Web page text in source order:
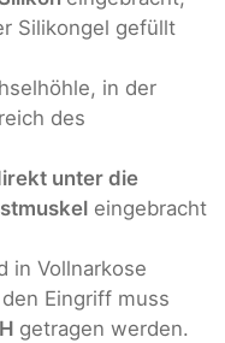
Silikongel gefüllt
in der
des
unter die
eingebracht
in Vollnarkose
Eingriff muss
getragen werden.